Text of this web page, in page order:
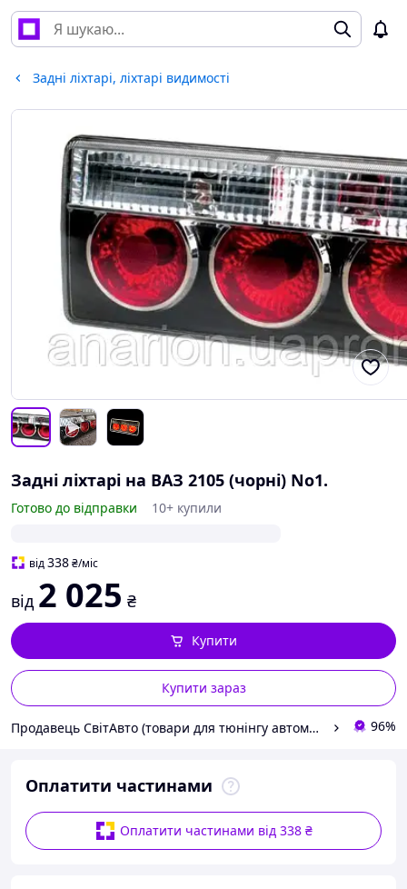
Задні ліхтарі, ліхтарі видимості
Задні ліхтарі на ВАЗ 2105 (чорні) No1.
Готово до відправки 10+ купили
від338₴/міс
від 2 025 ₴
Купити зараз
Купити
Продавець СвітАвто (товари для тюнінгу автомобілів ВАЗ) 96%
Оплатити частинами
Оплатити частинами від 338 ₴